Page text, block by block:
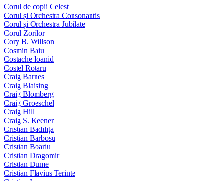
Corul de copii Celest
Corul și Orchestra Consonantis
Corul și Orchestra Jubilate
Corul Zorilor
Cory B. Willson
Cosmin Baiu
Costache Ioanid
Costel Rotaru
Craig Barnes
Craig Blaising
Craig Blomberg
Craig Groeschel
Craig Hill
Craig S. Keener
Cristian Bădiliță
Cristian Barbosu
Cristian Boariu
Cristian Dragomir
Cristian Dume
Cristian Flavius Terinte